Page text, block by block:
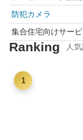
防犯カメラ
集合住宅向けサー
Ranking 人
1